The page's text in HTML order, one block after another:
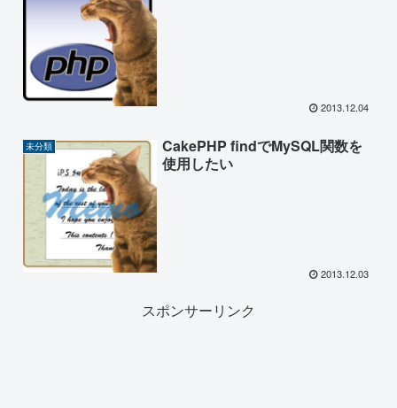
2013.12.04
未分類
CakePHP findでMySQL関数を
使用したい
2013.12.03
スポンサーリンク